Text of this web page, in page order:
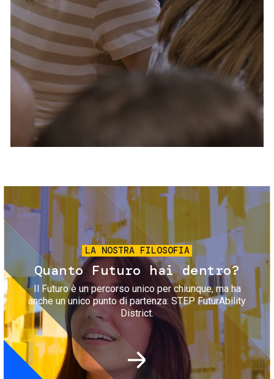
Servizi e accessibilità
Contatti
FAQ
Biglietti
Immagine
LA NOSTRA FILOSOFIA
Quanto Futuro hai dentro?
Il Futuro è un percorso unico per chiunque, ma ha
anche un unico punto di partenza: STEP FuturAbility
District.